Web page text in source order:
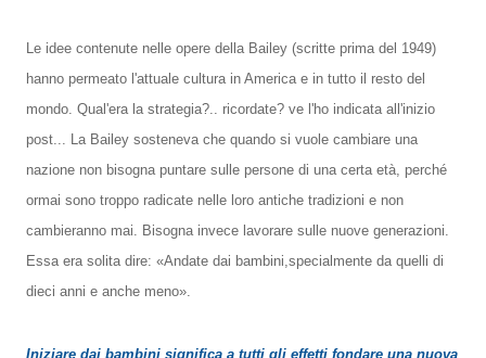
Le idee contenute nelle opere della Bailey (scritte prima del 1949)
hanno permeato l'attuale cultura in America e in tutto il resto del
mondo. Qual'era la strategia?.. ricordate? ve l'ho indicata all'inizio
post... La Bailey sosteneva che quando si vuole cambiare una
nazione non bisogna puntare sulle persone di una certa età, perché
ormai sono troppo radicate nelle loro antiche tradizioni e non
cambieranno mai. Bisogna invece lavorare sulle nuove generazioni.
Essa era solita dire: «Andate dai bambini,specialmente da quelli di
dieci anni e anche meno».
Iniziare dai bambini significa a tutti gli effetti fondare una nuova